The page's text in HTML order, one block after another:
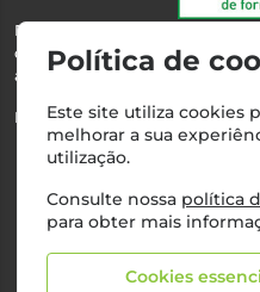
Esta farmácia encontra-se
dispensa de medicamentos e
através da internet.
Nº Infarmed: 21 798 7100
Direção Técnica:
NIPC:510103669 | Teresa
Alvará
©2026 Todos os
Política de
Este site utiliza cookies
melhorar a sua
utilização.
Consulte nossa política
para obter mais
Cookies